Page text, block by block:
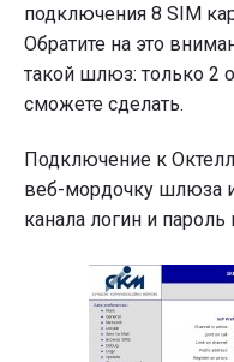
подключения 8 SIM
Обратите на это
такой шлюз: только 2
сможете сделать.
Подключение к
веб-мордочку шлюза
канала логин и